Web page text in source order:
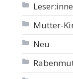
Mutter-
Neu